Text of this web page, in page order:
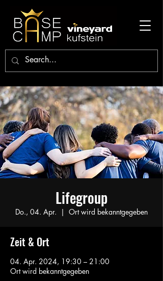
Lifegroup
Do., 04. Apr.
  |
Ort wird bekanntgegeben
Zeit & Ort
04. Apr. 2024, 19:30 – 21:00
Ort wird bekanntgegeben